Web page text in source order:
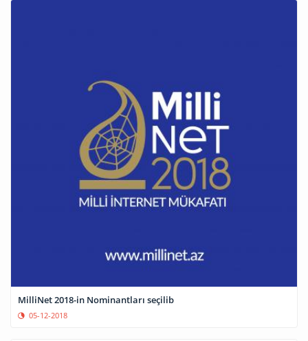
MilliNet 2018-in Nominantları seçilib
05-12-2018